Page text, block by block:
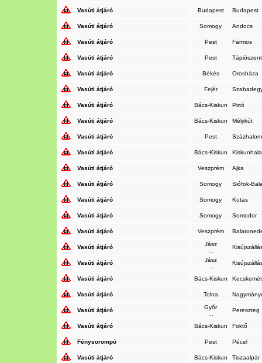
Vasúti átjáró Budapest Budapest
Vasúti átjáró Somogy Andocs
Vasúti átjáró Pest Farmos
Vasúti átjáró Pest
Vasúti átjáró Békés Orosháza
Vasúti átjáró Fejér
Vasúti átjáró Bács-Kiskun Pirtó
Vasúti átjáró Bács-Kiskun Mélykút
Vasúti átjáró Pest
Vasúti átjáró Bács-Kiskun
Vasúti átjáró Veszprém Ajka
Vasúti átjáró Somogy Siófok-
Vasúti átjáró Somogy Kutas
Vasúti átjáró Somogy Somodor
Vasúti átjáró Veszprém
Vasúti átjáró
Jász
Vasúti átjáró
Jász
Vasúti átjáró Bács-Kiskun
Vasúti átjáró Tolna
Vasúti átjáró
Győr
Pereszteg
Vasúti átjáró Bács-Kiskun Foktő
Fénysorompó Pest Pécel
Vasúti átjáró Bács-Kiskun Tiszaalpár